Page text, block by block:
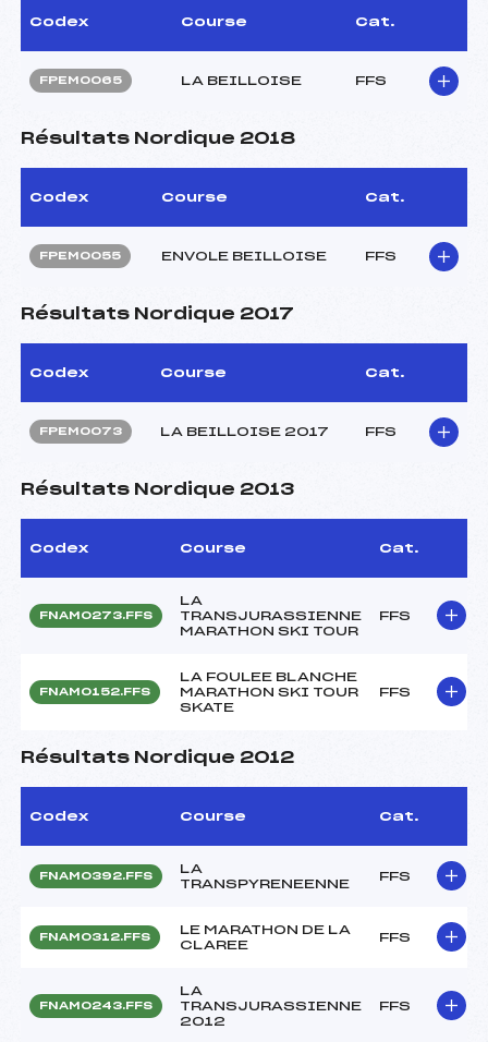
Codex Course Cat.
FPEM0065 LA BEILLOISE FFS
Résultats Nordique 2018
Codex Course Cat.
FPEM0055 ENVOLE BEILLOISE FFS
Résultats Nordique 2017
Codex Course Cat.
FPEM0073 LA BEILLOISE 2017 FFS
Résultats Nordique 2013
Codex Course Cat.
FNAM0273.FFS
LA
TRANSJURASSIENNE
MARATHON SKI TOUR
FFS
FNAM0152.FFS
LA FOULEE BLANCHE
MARATHON SKI TOUR
SKATE
FFS
Résultats Nordique 2012
Codex Course Cat.
FNAM0392.FFS
LA
TRANSPYRENEENNE
FFS
FNAM0312.FFS
LE MARATHON DE LA
CLAREE
FFS
FNAM0243.FFS
LA
TRANSJURASSIENNE
2012
FFS